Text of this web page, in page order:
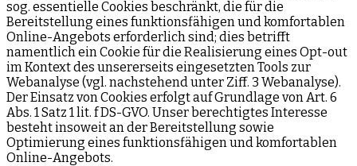
sog. essentielle Cookies beschränkt, die für die
Bereitstellung eines funktionsfähigen und komfortablen
Online-Angebots erforderlich sind; dies betrifft
namentlich ein Cookie für die Realisierung eines Opt-out
im Kontext des unsererseits eingesetzten Tools zur
Webanalyse (vgl. nachstehend unter Ziff. 3 Webanalyse).
Der Einsatz von Cookies erfolgt auf Grundlage von Art. 6
Abs. 1 Satz 1 lit. f DS-GVO. Unser berechtigtes Interesse
besteht insoweit an der Bereitstellung sowie
Optimierung eines funktionsfähigen und komfortablen
Online-Angebots.